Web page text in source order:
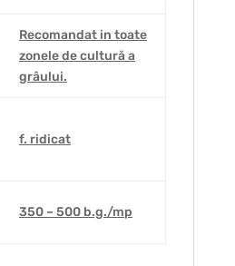
Recomandat in toate
zonele de cultură a
grâului.
f. ridicat
350 – 500 b.g./mp